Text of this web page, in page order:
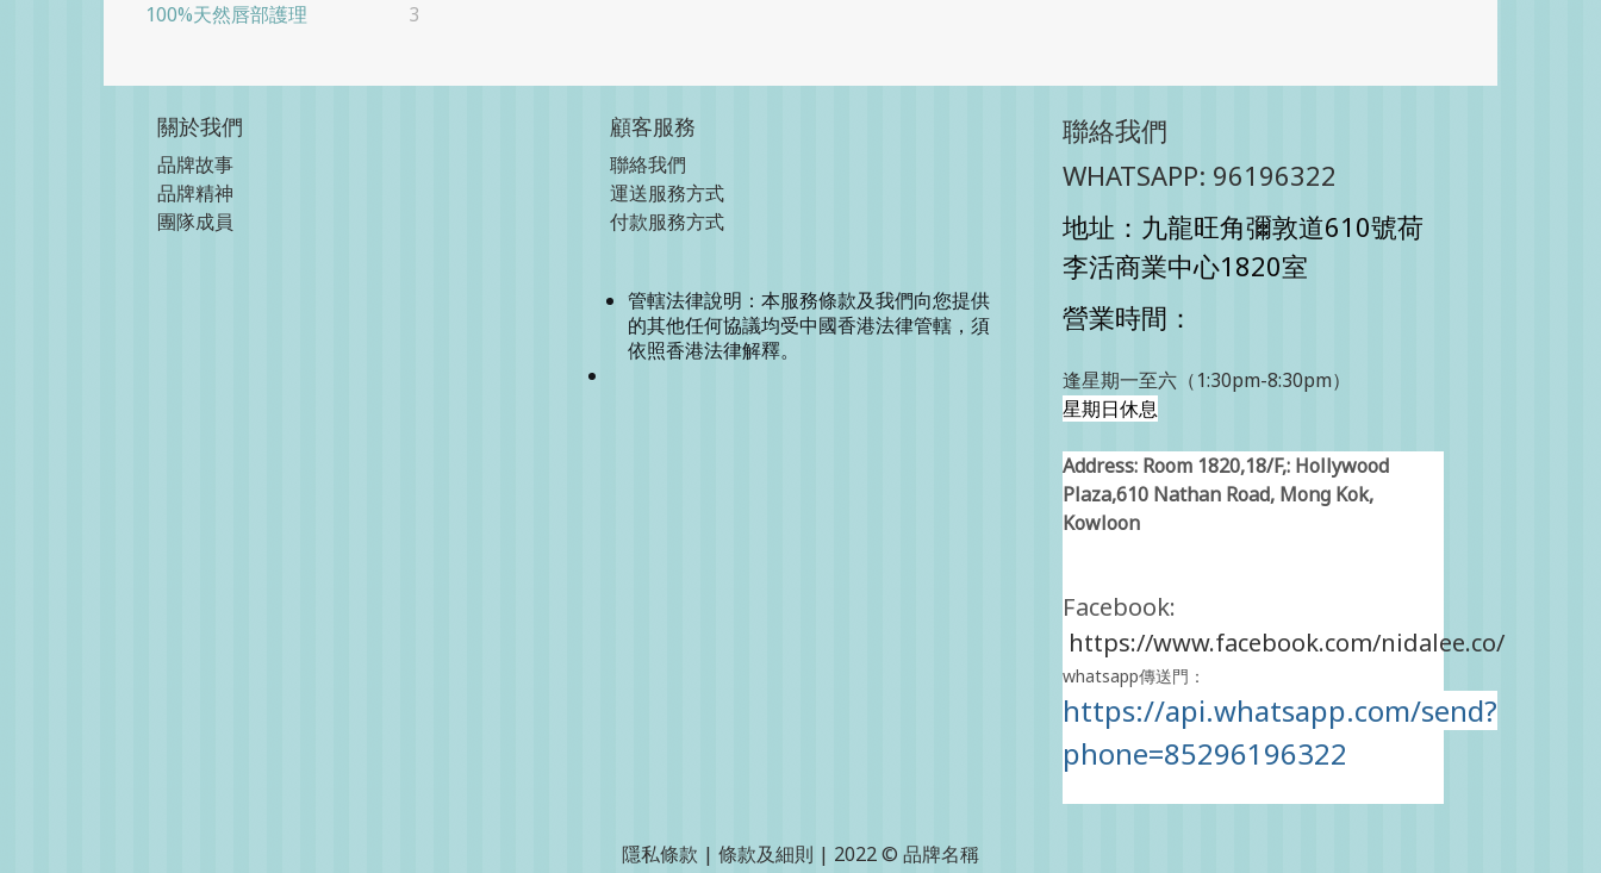
100%天然唇部護理
3
關於我們
品牌故事
品牌精神
團隊成員
顧客服務
聯絡我們
運送服務方式
付款服務方式
管轄法律說明：本服務條款及我們向您提供
的其他任何協議均受中國香港法律管轄，須
依照香港法律解釋。
聯絡我們
WHATSAPP: 96196322
地址：九龍旺角彌敦道610號荷
李活商業中心1820室
營業時間：
逢星期一至六（1:30pm-8:30pm）
星期日休息
Address: Room 1820,18/F,: Hollywood
Plaza,610 Nathan Road, Mong Kok,
Kowloon
Facebook:
https://www.facebook.com/nidalee.co/
whatsapp傳送門：
https://api.whatsapp.com/send?
phone=85296196322
隱私條款 | 條款及細則 | 2022 © 品牌名稱